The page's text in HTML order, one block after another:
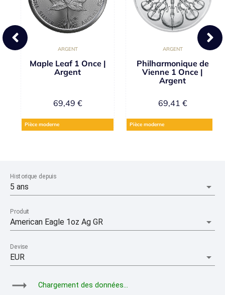
ARGENT
Maple Leaf 1 Once |
Argent
69,49 €
Pièce moderne
ARGENT
Philharmonique de
Vienne 1 Once |
Argent
69,41 €
Pièce moderne